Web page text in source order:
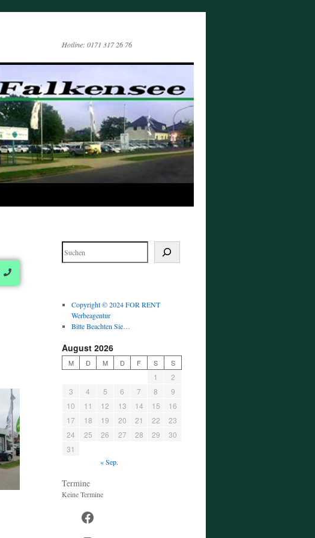
Hotline: 0171 317 26 76
Copyright © 2024 FOR RENT
Werbeagentur
Bitte Beachten Sie…
August 2026
M D M D F S S
1
2
3
4 5 6 7 8
9
10
11 12 13 14 15
16
17
18 19 20 21 22
23
24
25 26 27 28 29
30
31
« Sep.
Termine
Keine Termine